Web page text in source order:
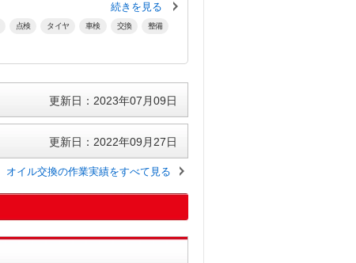
続きを見る
点検 タイヤ 車検 交換 整備
更新日：2023年07月09日
更新日：2022年09月27日
オイル交換の作業実績をすべて見る